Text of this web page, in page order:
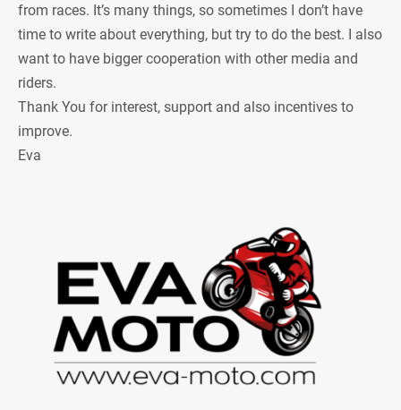
from races. It’s many things, so sometimes I don’t have
time to write about everything, but try to do the best. I also
want to have bigger cooperation with other media and
riders.
Thank You for interest, support and also incentives to
improve.
Eva